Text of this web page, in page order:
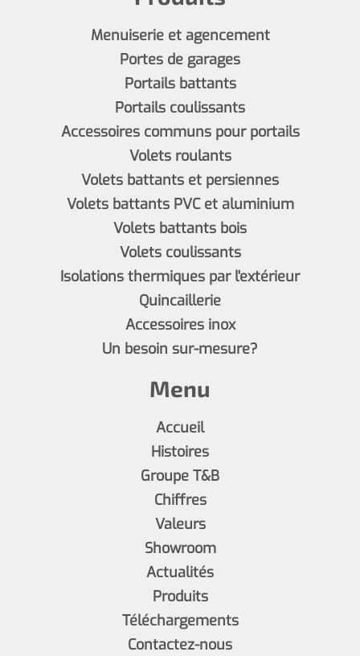
Menuiserie et agencement
Portes de garages
Portails battants
Portails coulissants
Accessoires communs pour portails
Volets roulants
Volets battants et persiennes
Volets battants PVC et aluminium
Volets battants bois
Volets coulissants
Isolations thermiques par l'extérieur
Quincaillerie
Accessoires inox
Un besoin sur-mesure?
Menu
Accueil
Histoires
Groupe T&B
Chiffres
Valeurs
Showroom
Actualités
Produits
Téléchargements
Contactez-nous